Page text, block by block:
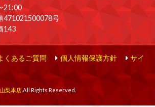
21:00
471021500078号
143
くあるご質問 個人情報保護方針
サイ
梨本店.All Rights Reserved.